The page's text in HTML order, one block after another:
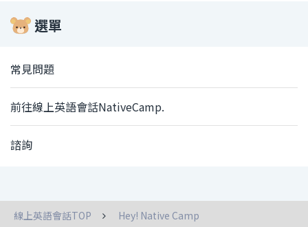
選單
常見問題
前往線上英語會話NativeCamp.
諮詢
線上英語會話TOP
Hey! Native Camp